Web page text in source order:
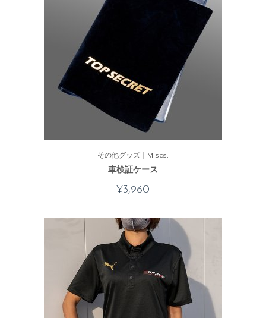
その他グッズ｜Miscs.
車検証ケース
¥3,960